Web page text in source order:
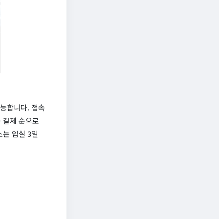
합니다. 접속
제 순으로
입실 3일